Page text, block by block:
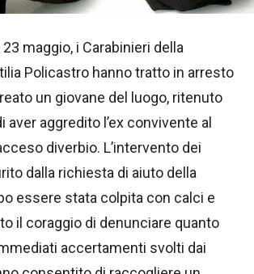
maggio, i Carabinieri della
Policastro hanno tratto in arresto
un giovane del luogo, ritenuto
aver aggredito l’ex convivente al
diverbio. L’intervento dei
dalla richiesta di aiuto della
essere stata colpita con calci e
il coraggio di denunciare quanto
accertamenti svolti dai